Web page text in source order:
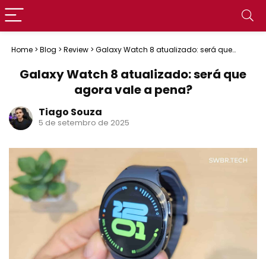
Home > Blog > Review > Galaxy Watch 8 atualizado: será que
Galaxy Watch 8 atualizado: será que
agora vale a pena?
Tiago Souza
5 de setembro de 2025